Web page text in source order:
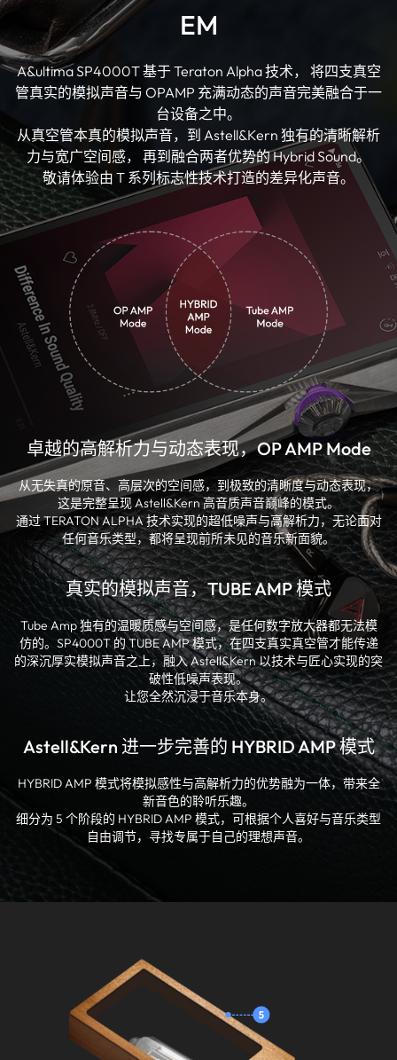
EM
A&ultima SP4000T 基于 Teraton Alpha 技术， 将四支真空
管真实的模拟声音与 OPAMP 充满动态的声音完美融合于一
台设备之中。
从真空管本真的模拟声音，到 Astell&Kern 独有的清晰解析
力与宽广空间感， 再到融合两者优势的 Hybrid Sound。
敬请体验由 T 系列标志性技术打造的差异化声音。
卓越的高解析力与动态表现，OP AMP Mode
从无失真的原音、高层次的空间感，到极致的清晰度与动态表现，
这是完整呈现 Astell&Kern 高音质声音巅峰的模式。
通过 TERATON ALPHA 技术实现的超低噪声与高解析力，无论面对
任何音乐类型，都将呈现前所未见的音乐新面貌。
真实的模拟声音，TUBE AMP 模式
Tube Amp 独有的温暖质感与空间感，是任何数字放大器都无法模
仿的。SP4000T 的 TUBE AMP 模式，在四支真实真空管才能传递
的深沉厚实模拟声音之上，融入 Astell&Kern 以技术与匠心实现的突
破性低噪声表现。
让您全然沉浸于音乐本身。
Astell&Kern 进一步完善的 HYBRID AMP 模式
HYBRID AMP 模式将模拟感性与高解析力的优势融为一体，带来全
新音色的聆听乐趣。
细分为 5 个阶段的 HYBRID AMP 模式，可根据个人喜好与音乐类型
自由调节，寻找专属于自己的理想声音。